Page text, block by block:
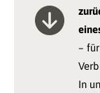
–
In